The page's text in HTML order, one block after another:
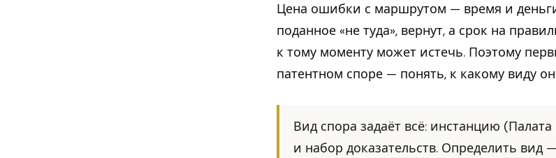
Цена ошибки с маршрутом — время и
поданное «не туда», вернут, а срок на
к тому моменту может истечь. Поэтому
патентном споре — понять, к какому виду
Вид спора задаёт всё: инстанцию
и набор доказательств. Определить вид